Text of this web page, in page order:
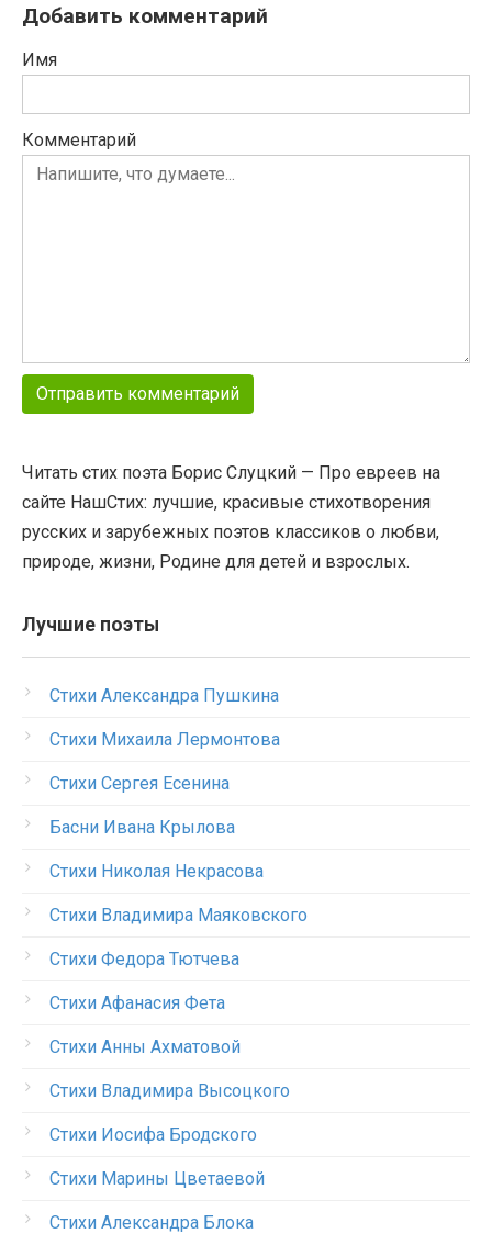
Добавить комментарий
Имя
Комментарий
Читать стих поэта Борис Слуцкий — Про евреев на
сайте НашСтих: лучшие, красивые стихотворения
русских и зарубежных поэтов классиков о любви,
природе, жизни, Родине для детей и взрослых.
Лучшие поэты
Стихи Александра Пушкина
Стихи Михаила Лермонтова
Стихи Сергея Есенина
Басни Ивана Крылова
Стихи Николая Некрасова
Стихи Владимира Маяковского
Стихи Федора Тютчева
Стихи Афанасия Фета
Стихи Анны Ахматовой
Стихи Владимира Высоцкого
Стихи Иосифа Бродского
Стихи Марины Цветаевой
Стихи Александра Блока